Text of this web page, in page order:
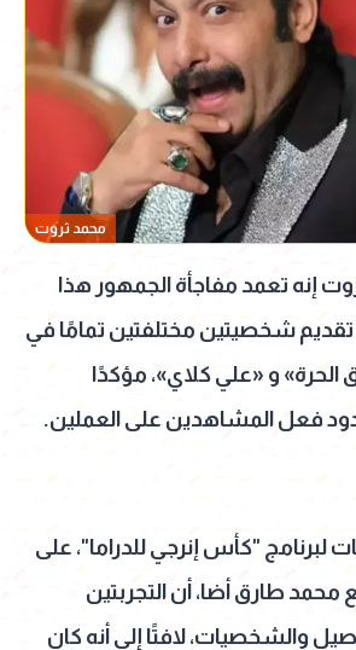
محمد ثروت
إنه تعمد مفاجأة الجمهور هذا
شخصيتين مختلفتين تمامًا في
و «علي كلاي»، مؤكدًا
فعل المشاهدين على العملين.
"كأس إنرجي للدراما"، على
إنرجي 92.1 مع محمد طارق أضا، أن التجربتين
والشخصيات، لافتًا إلى أنه كان